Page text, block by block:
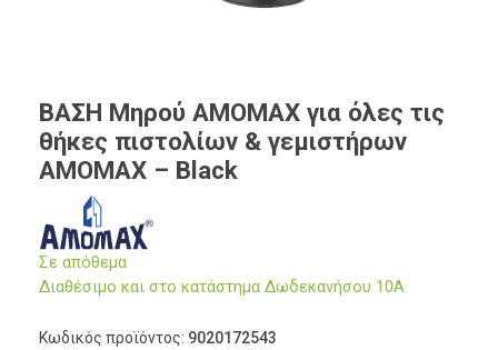
ΒΑΣΗ Μηρού AMOMAX για όλες τις
θήκες πιστολίων & γεμιστήρων
AMOMAX – Black
Σε απόθεμα
Διαθέσιμο και στο κατάστημα Δωδεκανήσου 10Α
Κωδικός προϊόντος: 9020172543